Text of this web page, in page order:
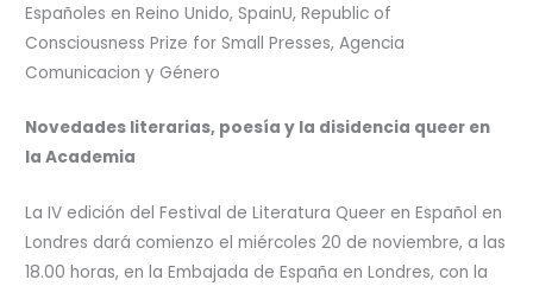
Españoles en Reino Unido, SpainU, Republic of
Consciousness Prize for Small Presses, Agencia
Comunicacion y Género
Novedades literarias, poesía y la disidencia queer en
la Academia
La IV edición del Festival de Literatura Queer en Español en
Londres dará comienzo el miércoles 20 de noviembre, a las
18.00 horas, en la Embajada de España en Londres, con la